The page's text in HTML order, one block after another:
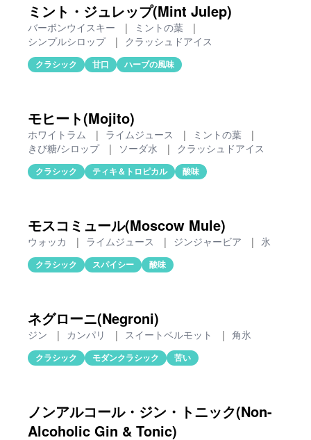
ミント・ジュレップ(Mint Julep)
バーボンウイスキー | ミントの葉
|
シンプルシロップ
| クラッシュドアイス
クラシック 甘口 ハーブの風味
モヒート(Mojito)
ホワイトラム | ライムジュース | ミントの葉
|
きび糖/シロップ
| ソーダ水 | クラッシュドアイス
クラシック ティキ＆トロピカル 酸味
モスコミュール(Moscow Mule)
ウォッカ | ライムジュース | ジンジャービア | 氷
クラシック スパイシー 酸味
ネグローニ(Negroni)
ジン | カンパリ | スイートベルモット | 角氷
クラシック モダンクラシック 苦い
ノンアルコール・ジン・トニック(Non-
Alcoholic Gin & Tonic)